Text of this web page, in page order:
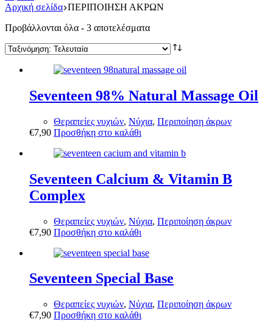
cart
Αρχική σελίδα ΠΕΡΙΠΟΙΗΣΗ ΑΚΡΩΝ
Προβάλλονται όλα - 3 αποτελέσματαSorted
latest
Seventeen 98% Natural Massage Oil
Θεραπείες νυχιών, Νύχια, Περιποίηση άκρων
€7,90 Προσθήκη στο καλάθι
Seventeen Calcium & Vitamin B
Complex
Θεραπείες νυχιών, Νύχια, Περιποίηση άκρων
€7,90 Προσθήκη στο καλάθι
Seventeen Special Base
Θεραπείες νυχιών, Νύχια, Περιποίηση άκρων
€7,90 Προσθήκη στο καλάθι